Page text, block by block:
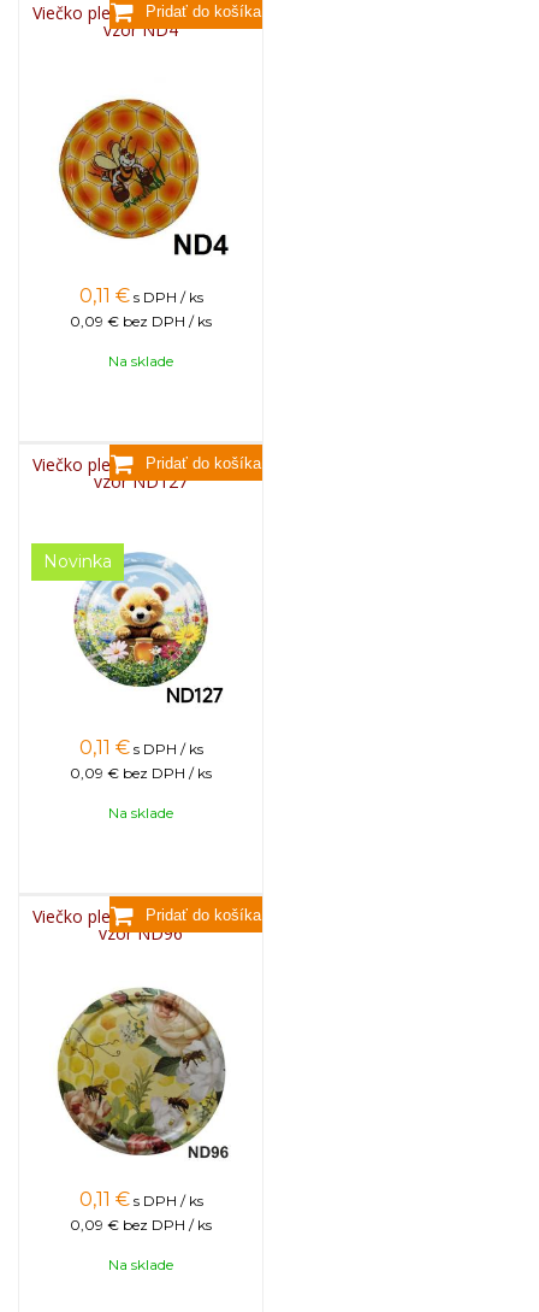
Viečko plechové TWIST 82 -
vzor ND4
0,11 € s DPH / ks
0,09 € bez DPH / ks
Na sklade
Viečko plechové TWIST 82 -
vzor ND127
Novinka
0,11 € s DPH / ks
0,09 € bez DPH / ks
Na sklade
Viečko plechové TWIST 82 -
vzor ND96
0,11 € s DPH / ks
0,09 € bez DPH / ks
Na sklade